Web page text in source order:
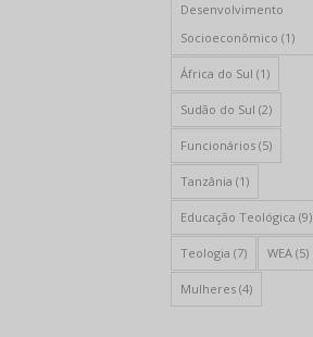
Desenvolvimento
Socioeconômico (1)
África do Sul (1)
Sudão do Sul (2)
Funcionários (5)
Tanzânia (1)
Educação Teológica (9)
Teologia (7) WEA (5)
Mulheres (4)